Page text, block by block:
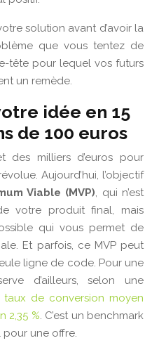
solution avant d’avoir la
que vous tentez de
tête pour lequel vos futurs
un remède.
idée en 15
de 100 euros
des milliers d’euros pour
Aujourd’hui, l’objectif
Viable (MVP), qui n’est
votre produit final, mais
qui vous permet de
Et parfois, ce MVP peut
ligne de code. Pour une
d’ailleurs, selon une
taux de conversion moyen
2,35 %. C’est un benchmark
pour une offre.